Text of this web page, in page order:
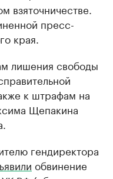
взяточничестве.
пресс-
края.
лишения свободы
к штрафам на
Щепакина
гендиректора
обвинение